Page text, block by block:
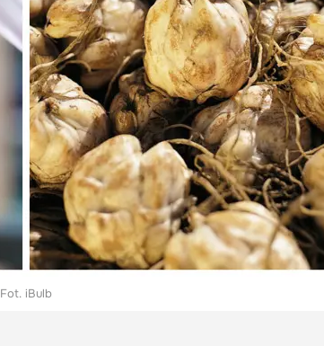
Fot. iBulb